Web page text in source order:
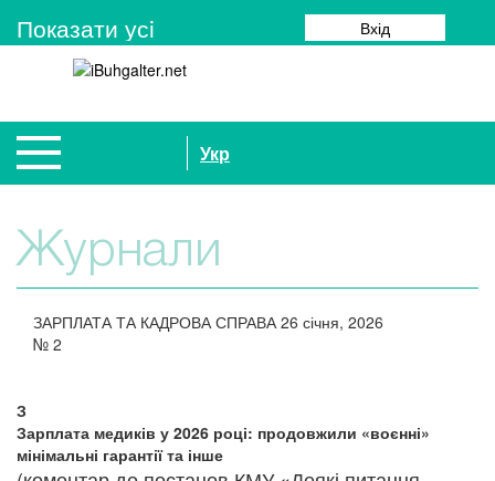
Показати усi Вхід
Укр
Журнали
ЗАРПЛАТА ТА КАДРОВА СПРАВА26 січня, 2026
№ 2
З
Зарплата медиків у 2026 році: продовжили «воєнні»
мінімальні гарантії та інше